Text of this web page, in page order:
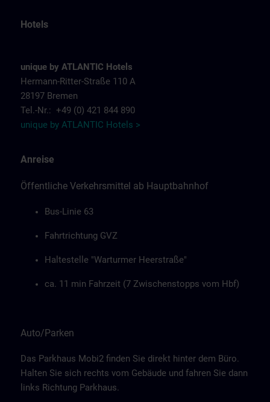
Hotels
unique by ATLANTIC Hotels
Hermann-Ritter-Straße 110 A
28197 Bremen
Tel.-Nr.: +49 (0) 421 844 890
unique by ATLANTIC Hotels >
Anreise
Öffentliche Verkehrsmittel ab Hauptbahnhof
Bus-Linie 63
Fahrtrichtung GVZ
Haltestelle "Warturmer Heerstraße"
ca. 11 min Fahrzeit (7 Zwischenstopps vom Hbf)
Auto/Parken
Das Parkhaus Mobi2 finden Sie direkt hinter dem Büro.
Halten Sie sich rechts vom Gebäude und fahren Sie dann
links Richtung Parkhaus.